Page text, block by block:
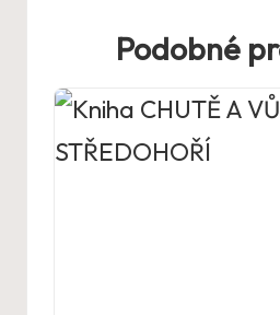
Podobné